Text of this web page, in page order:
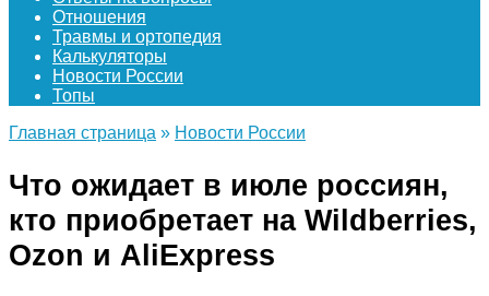
Отношения
Травмы и ортопедия
Калькуляторы
Новости России
Топы
Главная страница » Новости России
Что ожидает в июле россиян,
кто приобретает на Wildberries,
Ozon и AliExpress